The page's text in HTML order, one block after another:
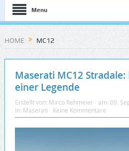
Menu
HOME MC12
Maserati MC12
einer Legende
Erstellt von: Mirco Rehmeier am: 09.
In: Maserati Keine Kommentare